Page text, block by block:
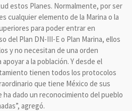
estos Planes. Normalmente, por ser
cualquier elemento de la Marina o la
para poder entrar en
del Plan DN-III-E o Plan Marina, ellos
y no necesitan de una orden
a la población. Y desde el
tienen todos los protocolos
que tiene México de sus
ha dado un reconocimiento del pueblo
agregó.